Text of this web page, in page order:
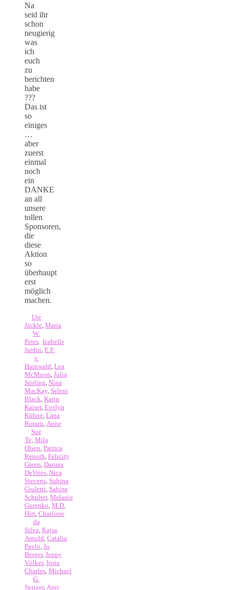
Na
seid ihr
schon
neugierig
was
ich
euch
zu
berichten
habe
???
Das ist
so
einiges
…
aber
zuerst
einmal
noch
ein
DANKE
an all
unsere
tollen
Sponsoren,
die
diese
Aktion
so
überhaupt
erst
möglich
machen.
Ute
Jäckle Maria
W.
Peter, Izabelle
Jardin E.F.
v.
Hainwald Lea
McMoon Julia
Stirling Nina
MacKay, Seleni
Black Karin
Kaiser, Evelyn
Kühne Lana
Rotaru Anne
Sue
Te, Mila
Olsen Patrica
Renoth Felicity
Green Danara
DeVries Nica
Stevens Subina
Giuletti Sabine
Schulter, Melanie
Gurenko M.D.
Hirt Charlotte
da
Silva Kajsa
Arnold Catalia
Pavlo Jo
Berger, Jenny
Völker, Josie
Charles Michael
G.
Spitzer, Amy